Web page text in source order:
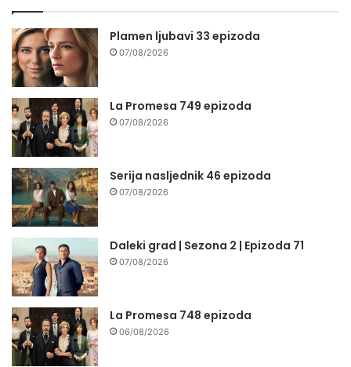
Plamen ljubavi 33 epizoda
07/08/2026
La Promesa 749 epizoda
07/08/2026
Serija nasljednik 46 epizoda
07/08/2026
Daleki grad | Sezona 2 | Epizoda 71
07/08/2026
La Promesa 748 epizoda
06/08/2026